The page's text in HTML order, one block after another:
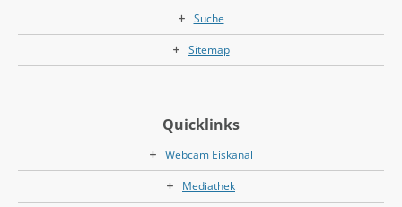
Suche
Sitemap
Quicklinks
Webcam Eiskanal
Mediathek